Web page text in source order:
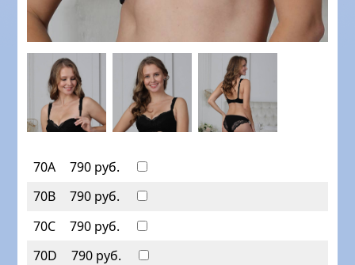
70А
790 руб.
70B
790 руб.
70C
790 руб.
70D
790 руб.